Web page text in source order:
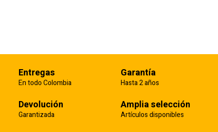
Entregas
En todo Colombia
Garantía
Hasta 2 años
Devolución
Garantizada
Amplia selección
Artículos disponibles